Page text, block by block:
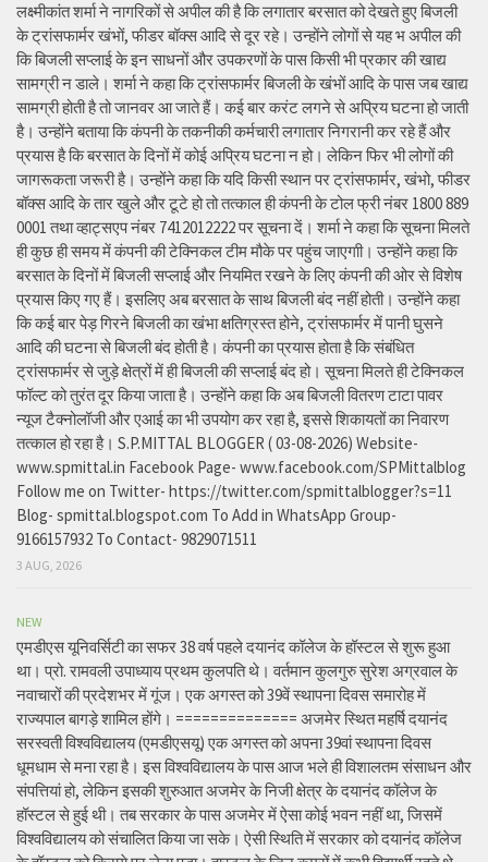
लक्ष्मीकांत शर्मा ने नागरिकों से अपील की है कि लगातार बरसात को देखते हुए बिजली
के ट्रांसफार्मर खंभों, फीडर बॉक्स आदि से दूर रहे। उन्होंने लोगों से यह भ अपील की
कि बिजली सप्लाई के इन साधनों और उपकरणों के पास किसी भी प्रकार की खाद्य
सामग्री न डाले। शर्मा ने कहा कि ट्रांसफार्मर बिजली के खंभों आदि के पास जब खाद्य
सामग्री होती है तो जानवर आ जाते हैं। कई बार करंट लगने से अप्रिय घटना हो जाती
है। उन्होंने बताया कि कंपनी के तकनीकी कर्मचारी लगातार निगरानी कर रहे हैं और
प्रयास है कि बरसात के दिनों में कोई अप्रिय घटना न हो। लेकिन फिर भी लोगों की
जागरूकता जरूरी है। उन्होंने कहा कि यदि किसी स्थान पर ट्रांसफार्मर, खंभो, फीडर
बॉक्स आदि के तार खुले और टूटे हो तो तत्काल ही कंपनी के टोल फ्री नंबर 1800 889
0001 तथा व्हाट्सएप नंबर 7412012222 पर सूचना दें। शर्मा ने कहा कि सूचना मिलते
ही कुछ ही समय में कंपनी की टेक्निकल टीम मौके पर पहुंच जाएगाी। उन्होंने कहा कि
बरसात के दिनों में बिजली सप्लाई और नियमित रखने के लिए कंपनी की ओर से विशेष
प्रयास किए गए हैं। इसलिए अब बरसात के साथ बिजली बंद नहीं होती। उन्होंने कहा
कि कई बार पेड़ गिरने बिजली का खंभा क्षतिग्रस्त होने, ट्रांसफार्मर में पानी घुसने
आदि की घटना से बिजली बंद होती है। कंपनी का प्रयास होता है कि संबंधित
ट्रांसफार्मर से जुड़े क्षेत्रों में ही बिजली की सप्लाई बंद हो। सूचना मिलते ही टेक्निकल
फॉल्ट को तुरंत दूर किया जाता है। उन्होंने कहा कि अब बिजली वितरण टाटा पावर
न्यूज टैक्नोलॉजी और एआई का भी उपयोग कर रहा है, इससे शिकायतों का निवारण
तत्काल हो रहा है। S.P.MITTAL BLOGGER ( 03-08-2026) Website-
www.spmittal.in Facebook Page- www.facebook.com/SPMittalblog
Follow me on Twitter- https://twitter.com/spmittalblogger?s=11
Blog- spmittal.blogspot.com To Add in WhatsApp Group-
9166157932 To Contact- 9829071511
3 AUG, 2026
NEW
एमडीएस यूनिवर्सिटी का सफर 38 वर्ष पहले दयानंद कॉलेज के हॉस्टल से शुरू हुआ
था। प्रो. रामवली उपाध्याय प्रथम कुलपति थे। वर्तमान कुलगुरु सुरेश अग्रवाल के
नवाचारों की प्रदेशभर में गूंज। एक अगस्त को 39वें स्थापना दिवस समारोह में
राज्यपाल बागड़े शामिल होंगे। ============== अजमेर स्थित महर्षि दयानंद
सरस्वती विश्वविद्यालय (एमडीएसयू) एक अगस्त को अपना 39वां स्थापना दिवस
धूमधाम से मना रहा है। इस विश्वविद्यालय के पास आज भले ही विशालतम संसाधन और
संपत्तियां हो, लेकिन इसकी शुरुआत अजमेर के निजी क्षेत्र के दयानंद कॉलेज के
हॉस्टल से हुई थी। तब सरकार के पास अजमेर में ऐसा कोई भवन नहीं था, जिसमें
विश्वविद्यालय को संचालित किया जा सके। ऐसी स्थिति में सरकार को दयानंद कॉलेज